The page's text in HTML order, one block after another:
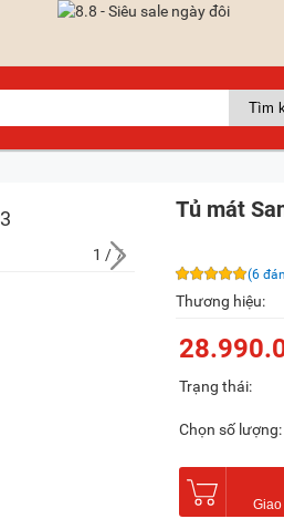
1 / 7
Tủ mát
(6
Thương hiệu:
Trạng thái:
Chọn số lượng: